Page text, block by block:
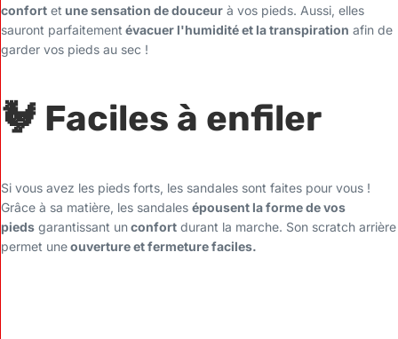
confort et une sensation de douceur à vos pieds. Aussi, elles
sauront parfaitement évacuer l'humidité et la transpiration afin de
garder vos pieds au sec !
🐓 Faciles à enfiler
Si vous avez les pieds forts, les sandales sont faites pour vous !
Grâce à sa matière, les sandales épousent la forme de vos
pieds garantissant unconfort durant la marche. Son scratch arrière
permet uneouverture et fermeture faciles.